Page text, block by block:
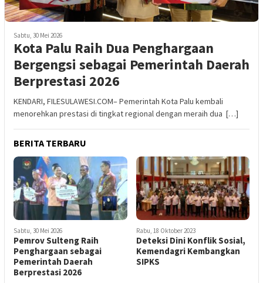
Sabtu, 30 Mei 2026
Kota Palu Raih Dua Penghargaan
Bergengsi sebagai Pemerintah Daerah
Berprestasi 2026
KENDARI, FILESULAWESI.COM– Pemerintah Kota Palu kembali
menorehkan prestasi di tingkat regional dengan meraih dua […]
BERITA TERBARU
Sabtu, 30 Mei 2026
Pemrov Sulteng Raih
Penghargaan sebagai
Pemerintah Daerah
Berprestasi 2026
Rabu, 18 Oktober 2023
Deteksi Dini Konflik Sosial,
Kemendagri Kembangkan
SIPKS